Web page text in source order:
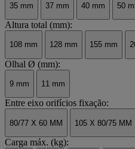
35 mm 37 mm 40 mm 50
Altura total (mm):
108 mm 128 mm 155 mm
Olhal Ø (mm):
9 mm 11 mm
Entre eixo orifícios fixação:
80/77 X 60 MM 105 X 80/75 MM
Carga máx. (kg):